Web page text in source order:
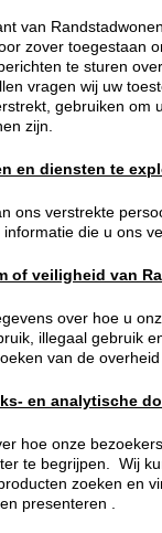
van
zover toegestaan
te sturen
vragen wij uw
gebruiken
zijn.
en diensten te
ons verstrekte
die u ons
of veiligheid van
over hoe u
illegaal gebruik
van de
en analytische
hoe onze
te begrijpen. Wij
zoeken en
presenteren .